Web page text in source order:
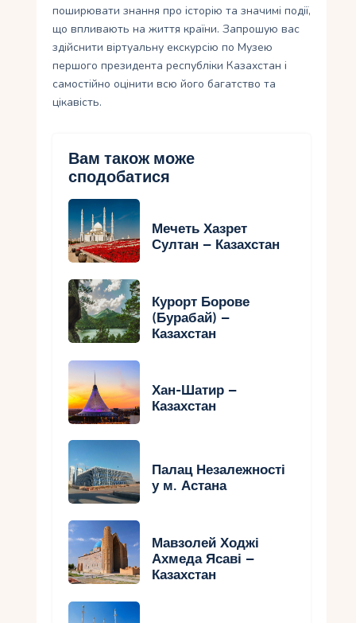
поширювати знання про історію та значимі події,
що впливають на життя країни. Запрошую вас
здійснити віртуальну екскурсію по Музею
першого президента республіки Казахстан і
самостійно оцінити всю його багатство та
цікавість.
Вам також може
сподобатися
Мечеть Хазрет
Султан – Казахстан
Курорт Борове
(Бурабай) –
Казахстан
Хан-Шатир –
Казахстан
Палац Незалежності
у м. Астана
Мавзолей Ходжі
Ахмеда Ясаві –
Казахстан